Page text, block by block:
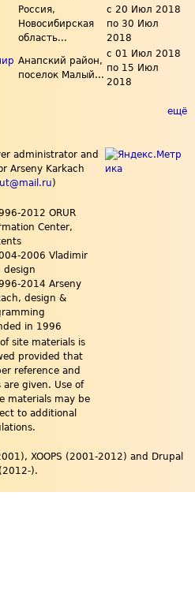
Россия,
Новосибирская
область...
с 20 Июл 2018
по 30 Июл
2018
Анапский район,
поселок Малый...
с 01 Июл 2018
по 15 Июл
2018
ещё
administrator and
Arseny Karkach
)
2012 ORUR
Center,
2006 Vladimir
design
2014 Arseny
design &
in 1996
site materials is
provided that
reference and
are given. Use of
materials may be
to additional
XOOPS (2001-2012) and Drupal
(2012-).